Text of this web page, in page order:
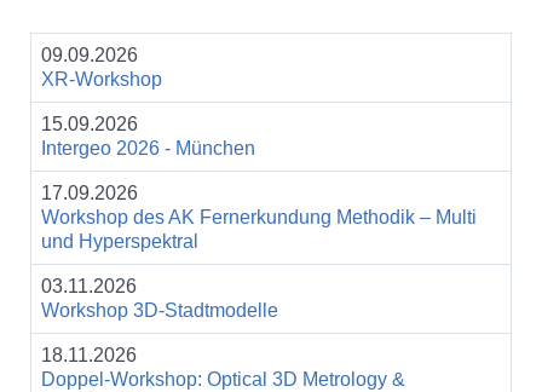
09.09.2026
XR-Workshop
15.09.2026
Intergeo 2026 - München
17.09.2026
Workshop des AK Fernerkundung Methodik – Multi
und Hyperspektral
03.11.2026
Workshop 3D-Stadtmodelle
18.11.2026
Doppel-Workshop: Optical 3D Metrology &